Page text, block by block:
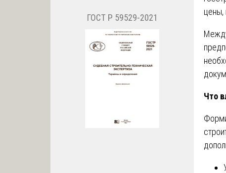
цены,
Что
ГОСТ Р 59529-2021